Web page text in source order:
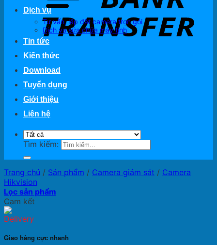
Dịch vụ
Tư vấn, lắp đặt camera trọn gói
Dịch vụ sửa chữa máy tính
Tin tức
Kiến thức
Download
Tuyển dụng
Giới thiệu
Liên hệ
Tìm kiếm:
Trang chủ / Sản phẩm / Camera giám sát / Camera
Hikvision
Lọc sản phẩm
Cam kết
Giao hàng cực nhanh